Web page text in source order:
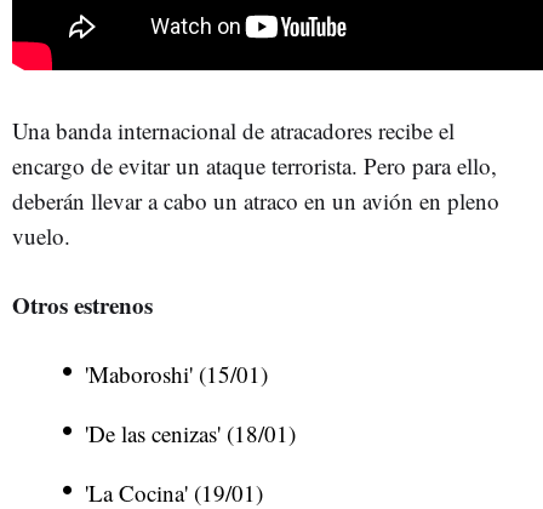
Una banda internacional de atracadores recibe el
encargo de evitar un ataque terrorista. Pero para ello,
deberán llevar a cabo un atraco en un avión en pleno
vuelo.
Otros estrenos
'Maboroshi' (15/01)
'De las cenizas' (18/01)
'La Cocina' (19/01)